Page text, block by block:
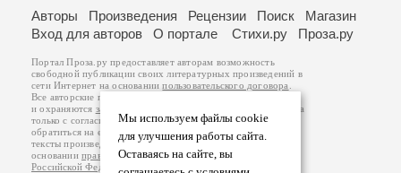
Мы используем файлы cookie
для улучшения работы сайта.
Оставаясь на сайте, вы
Авторы Произведения Рецензии Поиск
Магазин
Вход для авторов
О портале Стихи.ру Проза.ру
Портал Проза.ру предоставляет авторам возможность
свободной публикации своих литературных произведений в
сети Интернет на основаниипользовательского договора
Все авторские права на произведения принадлежат авторам
и охраняются законом
. Перепечатка произведений возможна
только с согласия его автора, к которому вы можете
обратиться на его авторской странице. Ответственность за
тексты произведений авторы несут самостоятельно на
основанииправил публикацииизаконодательства
Российской Федерации